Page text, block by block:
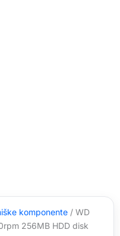
komponente / WD
256MB HDD disk